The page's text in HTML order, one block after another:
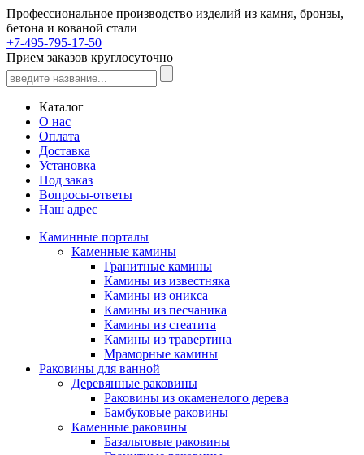
Профессиональное производство изделий из камня, бронзы,
бетона и кованой стали
+7-495-795-17-50
Прием заказов круглосуточно
Каталог
О нас
Оплата
Доставка
Установка
Под заказ
Вопросы-ответы
Наш адрес
Каминные порталы
Каменные камины
Гранитные камины
Камины из известняка
Камины из оникса
Камины из песчаника
Камины из стеатита
Камины из травертина
Мраморные камины
Раковины для ванной
Деревянные раковины
Раковины из окаменелого дерева
Бамбуковые раковины
Каменные раковины
Базальтовые раковины